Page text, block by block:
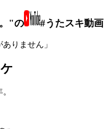
"の #うたスキ動画
ありません」